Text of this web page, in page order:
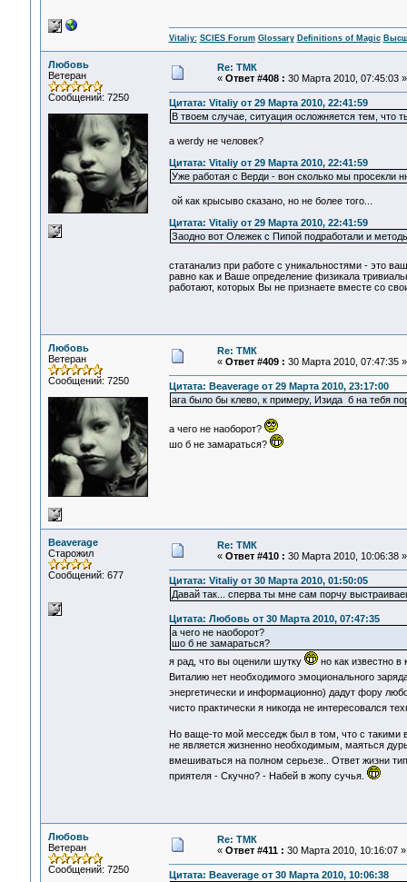
Vitaliy: SCIES Forum Glossary Definitions of Magic
Любовь
Ветеран
Сообщений: 7250
Re: ТМК
« Ответ #408 : 30 Марта 2010, 07:45:03 »
Цитата: Vitaliy от 29 Марта 2010, 22:41:59
В твоем случае, ситуация осложняется тем, что
а werdy не человек?
Цитата: Vitaliy от 29 Марта 2010, 22:41:59
Уже работая с Верди - вон сколько мы просекли
ой как крысыво сказано, но не более того...
Цитата: Vitaliy от 29 Марта 2010, 22:41:59
Заодно вот Олежек с Пипой подработали и
статанализ при работе с уникальностями - это
равно как и Ваше определение физикала
работают, которых Вы не признаете вместе со
Любовь
Ветеран
Сообщений: 7250
Re: ТМК
« Ответ #409 : 30 Марта 2010, 07:47:35 »
Цитата: Beaverage от 29 Марта 2010, 23:17:00
ага было бы клево, к примеру, Изида б на тебя
а чего не наоборот?
шо б не замараться?
Beaverage
Старожил
Сообщений: 677
Re: ТМК
« Ответ #410 : 30 Марта 2010, 10:06:38 »
Цитата: Vitaliy от 30 Марта 2010, 01:50:05
Давай так... сперва ты мне сам порчу
Цитата: Любовь от 30 Марта 2010, 07:47:35
а чего не наоборот?
шо б не замараться?
я рад, что вы оценили шутку
но как известно
Виталию нет необходимого эмоционального
энергетически и информационно) дадут фору
чисто практически я никогда не интересовался
Но ваще-то мой месседж был в том, что с такими
не является жизненно необходимым, маяться
вмешиваться на полном серьезе.. Ответ жизни
приятеля - Скучно? - Набей в жопу сучья.
Любовь
Ветеран
Сообщений: 7250
Re: ТМК
« Ответ #411 : 30 Марта 2010, 10:16:07 »
Цитата: Beaverage от 30 Марта 2010, 10:06:38